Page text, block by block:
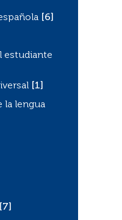
[6]
estudiante
[1]
española
la lengua
[7]